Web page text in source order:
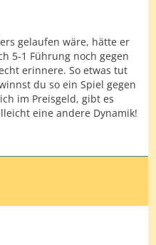
gelaufen wäre, hätte er
5-1 Führung noch gegen
erinnere. So etwas tut
du so ein Spiel gegen
im Preisgeld, gibt es
eine andere Dynamik!